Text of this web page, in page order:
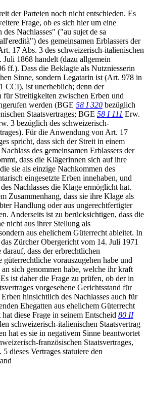
der Parteien noch nicht entschieden. Es
Frage, ob es sich hier um eine
Nachlasses" ("au sujet de sa
des gemeinsamen Erblassers der
17 Abs. 3 des schweizerisch-italienischen
Juli 1868 handelt (dazu allgemein
ff.). Dass die Beklagte als Nutzniesserin
Sinne, sondern Legatarin ist (Art. 978 in
CCI), ist unerheblich; denn der
für Streitigkeiten zwischen Erben und
werden (BGE 58 I 320 bezüglich
Staatsvertrages; BGE 58 I 111 Erw.
3 bezüglich des schweizerisch-
Für die Anwendung von Art. 17
spricht, dass sich der Streit in einem
des gemeinsamen Erblassers der
dass die Klägerinnen sich auf ihre
sie als einzige Nachkommen des
eingesetzte Erben innehaben, und
Nachlasses die Klage ermöglicht hat.
Zusammenhang, dass sie ihre Klage als
Handlung oder aus ungerechtfertigter
Anderseits ist zu berücksichtigen, dass die
nicht aus ihrer Stellung als
aus ehelichem Güterrecht ableitet. In
Zürcher Obergericht vom 14. Juli 1971
dass der erbrechtlichen
güterrechtliche vorauszugehen habe und
sich genommen habe, welche ihr kraft
ist daher die Frage zu prüfen, ob der in
vorgesehene Gerichtsstand für
hinsichtlich des Nachlasses auch für
Ehegatten aus ehelichem Güterrecht
diese Frage in seinem Entscheid 80 II
schweizerisch-italienischen Staatsvertrag
hat es sie in negativem Sinne beantwortet
französischen Staatsvertrages,
dieses Vertrages statuiere den